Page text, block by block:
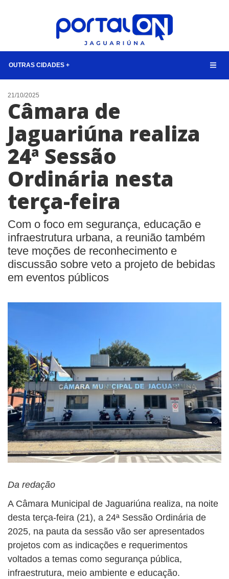
OUTRAS CIDADES +
NOTÍCIAS
LISTA DIGITAL
CONTATO
ANUNCIE
21/10/2025
Câmara de
Jaguariúna realiza
24ª Sessão
Ordinária nesta
terça-feira
Com o foco em segurança, educação e
infraestrutura urbana, a reunião também
teve moções de reconhecimento e
discussão sobre veto a projeto de bebidas
em eventos públicos
Da redação
A Câmara Municipal de Jaguariúna realiza, na noite
desta terça-feira (21), a 24ª Sessão Ordinária de
2025, na pauta da sessão vão ser apresentados
projetos com as indicações e requerimentos
voltados a temas como segurança pública,
infraestrutura, meio ambiente e educação.